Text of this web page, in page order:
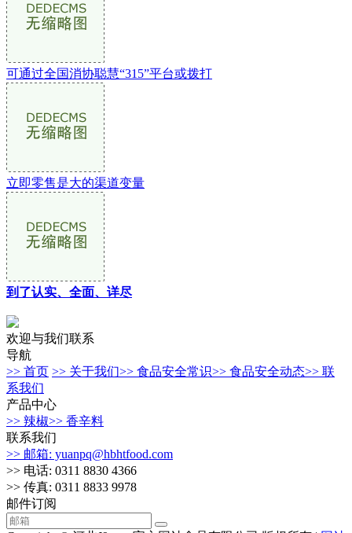
可通过全国消协聪慧“315”平台或拨打
立即零售是大的渠道变量
到了认实、全面、详尽
欢迎与我们联系
导航
>> 首页 >> 关于我们>> 食品安全常识>> 食品安全动态>> 联
系我们
产品中心
>> 辣椒>> 香辛料
联系我们
>> 邮箱: yuanpq@hbhtfood.com
>> 电话: 0311 8830 4366
>> 传真: 0311 8833 9978
邮件订阅